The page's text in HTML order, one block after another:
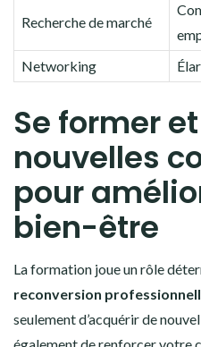
Recherche de marché
Networking
Se former
nouvelles
pour
bien-être
La formation joue un rôle
reconversion
seulement d’acquérir de